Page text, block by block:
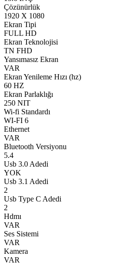
Çözünürlük
1920 X 1080
Ekran Tipi
FULL HD
Ekran Teknolojisi
TN FHD
Yansımasız Ekran
VAR
Ekran Yenileme Hızı (hz)
60 HZ
Ekran Parlaklığı
250 NIT
Wi-fi Standardı
WI-FI 6
Ethernet
VAR
Bluetooth Versiyonu
5.4
Usb 3.0 Adedi
YOK
Usb 3.1 Adedi
2
Usb Type C Adedi
2
Hdmı
VAR
Ses Sistemi
VAR
Kamera
VAR